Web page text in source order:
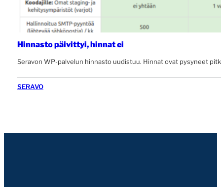
Hinnasto päivittyi, hinnat ei
Seravon WP-palvelun hinnasto uudistuu. Hinnat ovat pysyneet
SERAVO